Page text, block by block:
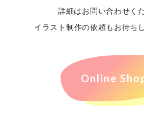
詳細はお問い合わせく
イラスト制作の依頼もお待ち
Online